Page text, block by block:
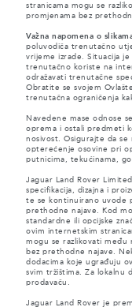
stranicama mogu se
promjenama bez
Važna napomena o
poluvodiča trenutačno
vrijeme izrade. Situacija
trenutačno koriste na
odražavati trenutačne
Obratite se svojem
trenutačna ograničenja
Navedene mase odnose
oprema i ostali predmeti
nosivost. Osigurajte da se
opterećenje osovine pri
putnicima, tekućinama,
Jaguar Land Rover
specifikacija, dizajna i
te se kontinuirano uvode
prethodne najave. Kod
standardne ili opcijske
ovim internetskim
mogu se razlikovati među
bez prethodne najave.
dodacima koje ugrađuju
svim tržištima. Za lokalnu
prodavaču.
Jaguar Land Rover je